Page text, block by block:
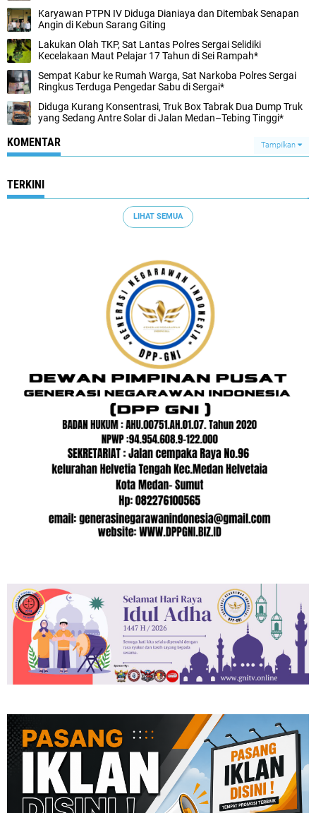
Karyawan PTPN IV Diduga Dianiaya dan Ditembak Senapan
Angin di Kebun Sarang Giting
Lakukan Olah TKP, Sat Lantas Polres Sergai Selidiki
Kecelakaan Maut Pelajar 17 Tahun di Sei Rampah*
Sempat Kabur ke Rumah Warga, Sat Narkoba Polres Sergai
Ringkus Terduga Pengedar Sabu di Sergai*
Diduga Kurang Konsentrasi, Truk Box Tabrak Dua Dump Truk
yang Sedang Antre Solar di Jalan Medan–Tebing Tinggi*
KOMENTAR Tampilkan
TERKINI
LIHAT SEMUA